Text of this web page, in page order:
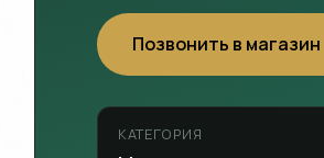
Позвонить в магазин
КАТЕГОРИЯ